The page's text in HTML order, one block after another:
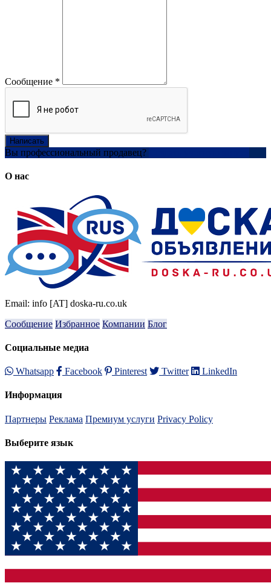
Сообщение *
Написать
Вы профессиональный продавец?
О нас
Email: info [AT] doska-ru.co.uk
Сообщение Избранное Компании Блог
Социальные медиа
Whatsapp Facebook Pinterest Twitter LinkedIn
Информация
Партнеры Реклама Премиум услуги Privacy Policy
Выберите язык